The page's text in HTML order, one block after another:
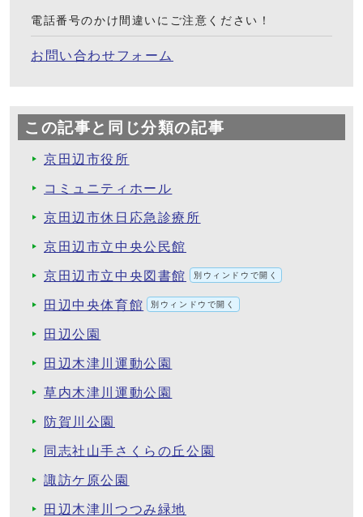
電話番号のかけ間違いにご注意ください！
お問い合わせフォーム
この記事と同じ分類の記事
京田辺市役所
コミュニティホール
京田辺市休日応急診療所
京田辺市立中央公民館
京田辺市立中央図書館 別ウィンドウで開く
田辺中央体育館 別ウィンドウで開く
田辺公園
田辺木津川運動公園
草内木津川運動公園
防賀川公園
同志社山手さくらの丘公園
諏訪ケ原公園
田辺木津川つつみ緑地